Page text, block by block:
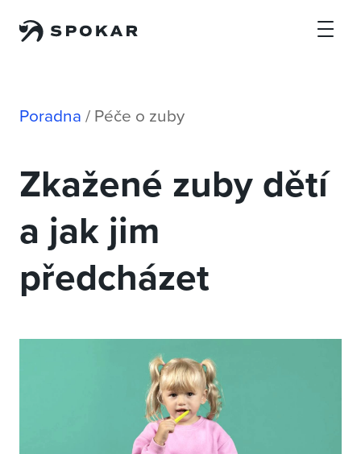
Poradna / Péče o zuby
Zkažené zuby dětí
a jak jim
předcházet